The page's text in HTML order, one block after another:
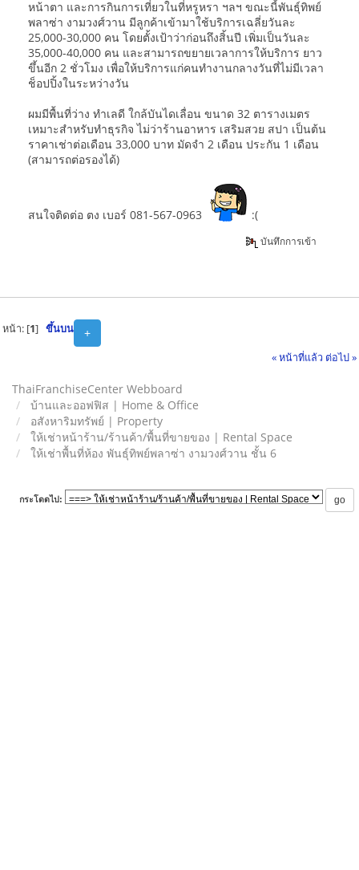
หน้าตา และการกินการเที่ยวในที่หรูหรา ฯลฯ ขณะนี้พันธุ์ทิพย์
พลาซ่า งามวงศ์วาน มีลูกค้าเข้ามาใช้บริการเฉลี่ยวันละ
25,000-30,000 คน โดยตั้งเป้าว่าก่อนถึงสิ้นปี เพิ่มเป็นวันละ
35,000-40,000 คน และสามารถขยายเวลาการให้บริการ ยาว
ขึ้นอีก 2 ชั่วโมง เพื่อให้บริการแก่คนทำงานกลางวันที่ไม่มีเวลา
ช็อปปิ้งในระหว่างวัน
ผมมีพื้นที่ว่าง ทำเลดี ใกล้บันไดเลื่อน ขนาด 32 ตารางเมตร
เหมาะสำหรับทำธุรกิจ ไม่ว่าร้านอาหาร เสริมสวย สปา เป็นต้น
ราคาเช่าต่อเดือน 33,000 บาท มัดจำ 2 เดือน ประกัน 1 เดือน
(สามารถต่อรองได้)
สนใจติดต่อ ตง เบอร์ 081-567-0963 :(
บันทึกการเข้า
+
หน้า: [1] ขึ้นบน
« หน้าที่แล้ว ต่อไป »
ThaiFranchiseCenter Webboard
บ้านและออฟฟิส | Home & Office
อสังหาริมทรัพย์ | Property
ให้เช่าหน้าร้าน/ร้านค้า/พื้นที่ขายของ | Rental Space
ให้เช่าพื้นที่ห้อง พันธุ์ทิพย์พลาซ่า งามวงศ์วาน ชั้น 6
กระโดดไป: